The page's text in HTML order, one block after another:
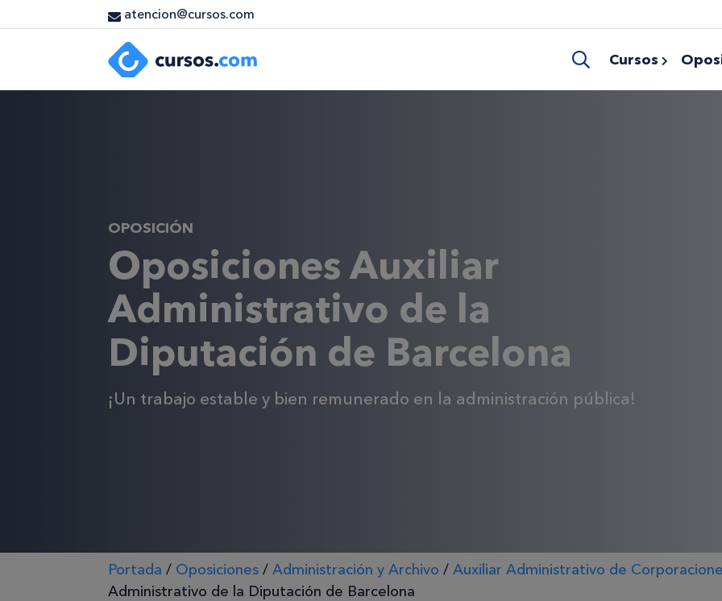
atencion@cursos.com
Cursos
OPOSICIÓN
Oposiciones Auxiliar
Administrativo de la
Diputación de Barcelona
¡Un trabajo estable y bien remunerado en la administración pública!
Portada / Oposiciones / Administración y Archivo / Auxiliar Administrativo de
Administrativo de la Diputación de Barcelona